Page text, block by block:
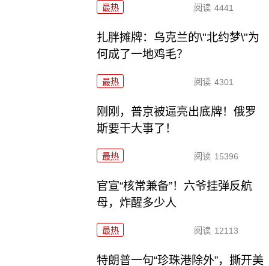
最热 阅读 4441
扎胖摊牌：乌克兰的\"北约梦\"为
何成了一地鸡毛？
最热 阅读 4301
刚刚，普京被逼亮出底牌！俄罗
斯要干大事了！
最热 阅读 15396
官宣“核常兼备”！六爷挂弹反航
母，炸醒多少人
最热 阅读 12113
特朗普一句“珍珠港除外”，撕开美